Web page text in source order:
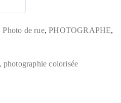
Photo de rue,PHOTOGRAPHE,
, photographie colorisée